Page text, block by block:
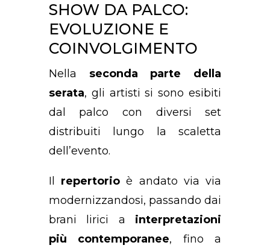
SHOW DA PALCO:
EVOLUZIONE E
COINVOLGIMENTO
Nella seconda parte della
serata, gli artisti si sono esibiti
dal palco con diversi set
distribuiti lungo la scaletta
dell’evento.
Il repertorioè andato via via
modernizzandosi, passando dai
brani lirici a interpretazioni
più contemporanee, fino a